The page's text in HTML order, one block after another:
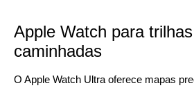
Apple Watch para
caminhadas
O Apple Watch Ultra oferece mapas